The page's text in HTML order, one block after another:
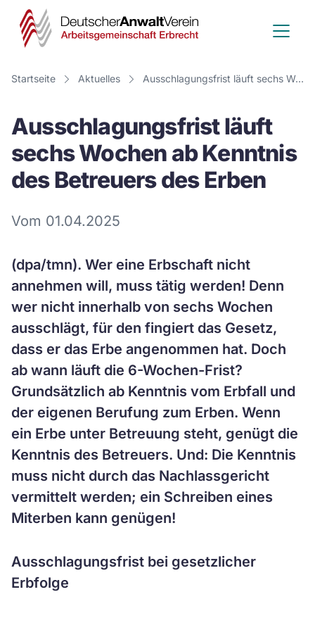
Deutscher
Anwalt
Verein
Erbrecht
Startseite Aktuelles Ausschlagungsfrist läuft sechs Wochen ab Kenntnis des Betreuers des Erben
Ausschlagungsfrist läuft
sechs Wochen ab Kenntnis
des Betreuers des Erben
Vom 01.04.2025
(dpa/tmn). Wer eine Erbschaft nicht
annehmen will, muss tätig werden! Denn
wer nicht innerhalb von sechs Wochen
ausschlägt, für den fingiert das Gesetz,
dass er das Erbe angenommen hat. Doch
ab wann läuft die 6-Wochen-Frist?
Grundsätzlich ab Kenntnis vom Erbfall und
der eigenen Berufung zum Erben. Wenn
ein Erbe unter Betreuung steht, genügt die
Kenntnis des Betreuers. Und: Die Kenntnis
muss nicht durch das Nachlassgericht
vermittelt werden; ein Schreiben eines
Miterben kann genügen!
Ausschlagungsfrist bei gesetzlicher
Erbfolge